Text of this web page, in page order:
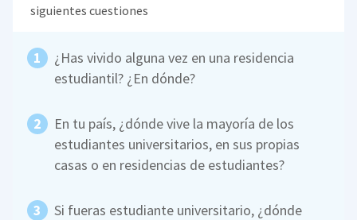
siguientes cuestiones
¿Has vivido alguna vez en una residencia
estudiantil? ¿En dónde?
En tu país, ¿dónde vive la mayoría de los
estudiantes universitarios, en sus propias
casas o en residencias de estudiantes?
Si fueras estudiante universitario, ¿dónde